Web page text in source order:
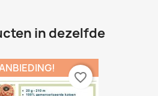
in dezelfde
favorite_border